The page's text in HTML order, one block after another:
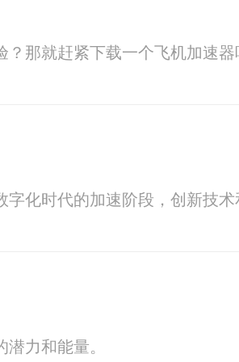
那就赶紧下载一个飞机加速
化时代的加速阶段，创新技
力和能量。